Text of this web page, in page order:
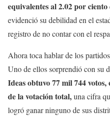
equivalentes al 2.02 por ciento
evidenció su debilidad en el
registro de no contar con el
Ahora toca hablar de los
Uno de ellos sorprendió con su
Ideas obtuvo 77 mil 744
de la votación total,una cifra
logró ganar ninguno de sus